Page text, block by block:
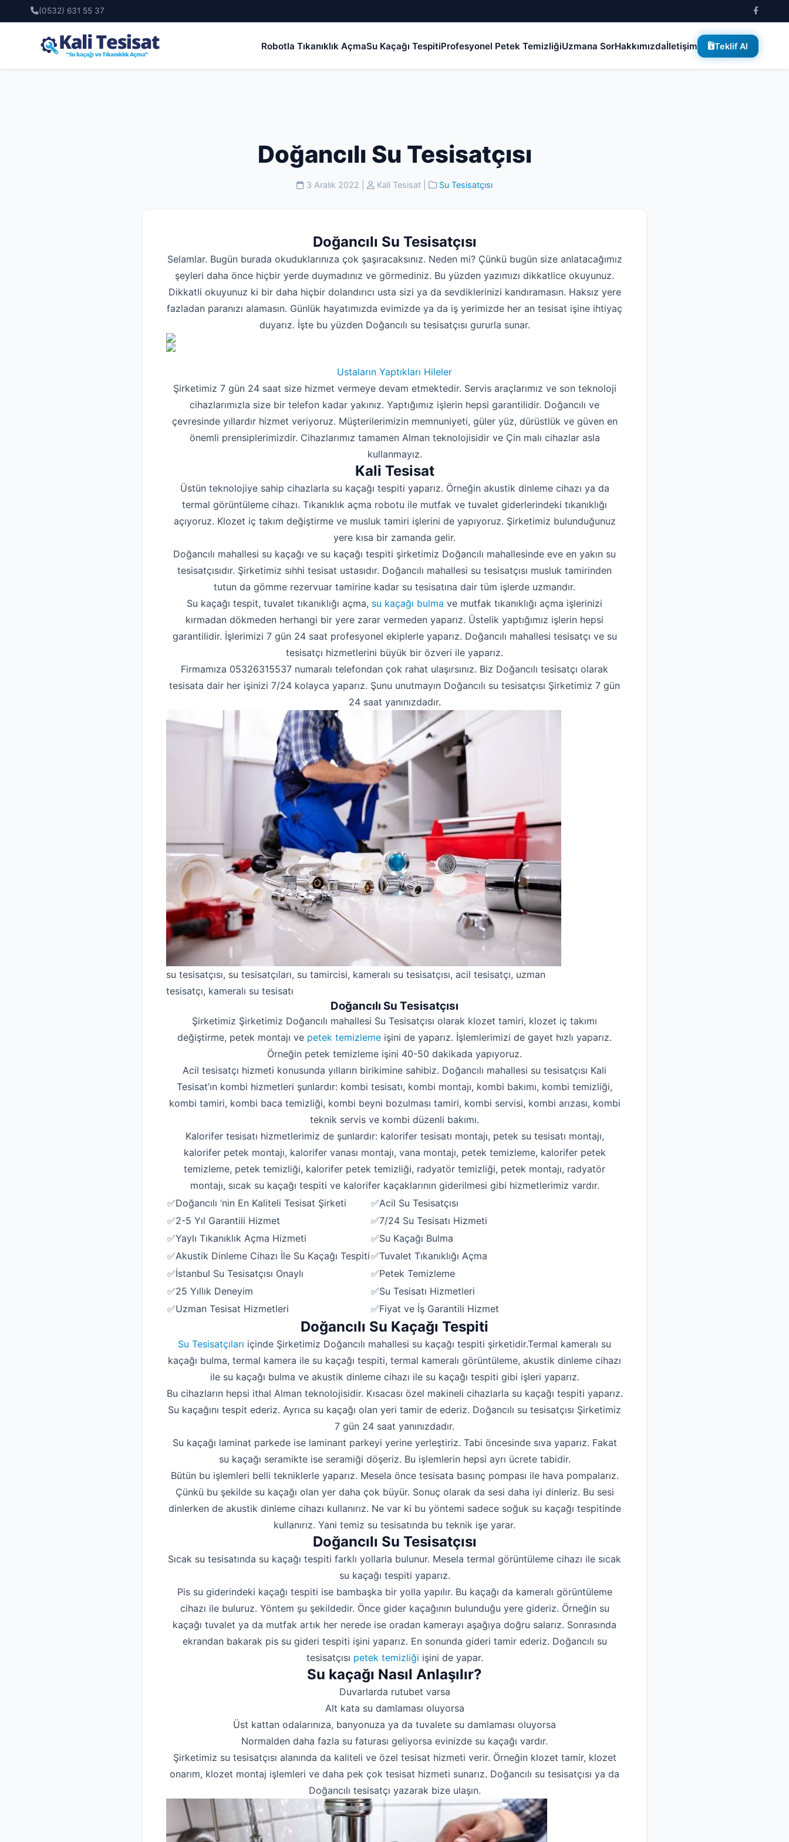
(0532) 631 55 37
Robotla Tıkanıklık AçmaSu Kaçağı TespitiProfesyonel Petek TemizliğiUzmana SorHakkımızdaİletişim Teklif Al
Robotla Tıkanıklık Açma
Su Kaçağı Tespiti
Profesyonel Petek Temizliği
Uzmana Sor
Hakkımızda
İletişim
Doğancılı Su Tesisatçısı
3 Aralık 2022 Kali Tesisat Su Tesisatçısı
Doğancılı Su Tesisatçısı
Selamlar. Bugün burada okuduklarınıza çok şaşıracaksınız. Neden mi? Çünkü bugün size anlatacağımız
şeyleri daha önce hiçbir yerde duymadınız ve görmediniz. Bu yüzden yazımızı dikkatlice okuyunuz.
Dikkatli okuyunuz ki bir daha hiçbir dolandırıcı usta sizi ya da sevdiklerinizi kandıramasın. Haksız yere
fazladan paranızı alamasın. Günlük hayatımızda evimizde ya da iş yerimizde her an tesisat işine ihtiyaç
duyarız. İşte bu yüzden Doğancılı su tesisatçısı gururla sunar.
Ustaların Yaptıkları Hileler
Şirketimiz 7 gün 24 saat size hizmet vermeye devam etmektedir. Servis araçlarımız ve son teknoloji
cihazlarımızla size bir telefon kadar yakınız. Yaptığımız işlerin hepsi garantilidir. Doğancılı ve
çevresinde yıllardır hizmet veriyoruz. Müşterilerimizin memnuniyeti, güler yüz, dürüstlük ve güven en
önemli prensiplerimizdir. Cihazlarımız tamamen Alman teknolojisidir ve Çin malı cihazlar asla
kullanmayız.
Kali Tesisat
Üstün teknolojiye sahip cihazlarla su kaçağı tespiti yaparız. Örneğin akustik dinleme cihazı ya da
termal görüntüleme cihazı. Tıkanıklık açma robotu ile mutfak ve tuvalet giderlerindeki tıkanıklığı
açıyoruz. Klozet iç takım değiştirme ve musluk tamiri işlerini de yapıyoruz. Şirketimiz bulunduğunuz
yere kısa bir zamanda gelir.
Doğancılı mahallesi su kaçağı ve su kaçağı tespiti şirketimiz Doğancılı mahallesinde eve en yakın su
tesisatçısıdır. Şirketimiz sıhhi tesisat ustasıdır. Doğancılı mahallesi su tesisatçısı musluk tamirinden
tutun da gömme rezervuar tamirine kadar su tesisatına dair tüm işlerde uzmandır.
Su kaçağı tespit, tuvalet tıkanıklığı açma, su kaçağı bulma ve mutfak tıkanıklığı açma işlerinizi
kırmadan dökmeden herhangi bir yere zarar vermeden yaparız. Üstelik yaptığımız işlerin hepsi
garantilidir. İşlerimizi 7 gün 24 saat profesyonel ekiplerle yaparız. Doğancılı mahallesi tesisatçı ve su
tesisatçı hizmetlerini büyük bir özveri ile yaparız.
Firmamıza 05326315537 numaralı telefondan çok rahat ulaşırsınız. Biz Doğancılı tesisatçı olarak
tesisata dair her işinizi 7/24 kolayca yaparız. Şunu unutmayın Doğancılı su tesisatçısı Şirketimiz 7 gün
24 saat yanınızdadır.
su tesisatçısı, su tesisatçıları, su tamircisi, kameralı su tesisatçısı, acil tesisatçı, uzman
tesisatçı, kameralı su tesisatı
Doğancılı Su Tesisatçısı
Şirketimiz Şirketimiz Doğancılı mahallesi Su Tesisatçısı olarak klozet tamiri, klozet iç takımı
değiştirme, petek montajı ve petek temizleme işini de yaparız. İşlemlerimizi de gayet hızlı yaparız.
Örneğin petek temizleme işini 40-50 dakikada yapıyoruz.
Acil tesisatçı hizmeti konusunda yılların birikimine sahibiz. Doğancılı mahallesi su tesisatçısı Kali
Tesisat’ın kombi hizmetleri şunlardır: kombi tesisatı, kombi montajı, kombi bakımı, kombi temizliği,
kombi tamiri, kombi baca temizliği, kombi beyni bozulması tamiri, kombi servisi, kombi arızası, kombi
teknik servis ve kombi düzenli bakımı.
Kalorifer tesisatı hizmetlerimiz de şunlardır: kalorifer tesisatı montajı, petek su tesisatı montajı,
kalorifer petek montajı, kalorifer vanası montajı, vana montajı, petek temizleme, kalorifer petek
temizleme, petek temizliği, kalorifer petek temizliği, radyatör temizliği, petek montajı, radyatör
montajı, sıcak su kaçağı tespiti ve kalorifer kaçaklarının giderilmesi gibi hizmetlerimiz vardır.
✅Doğancılı ‘nin En Kaliteli Tesisat Şirketi
✅Acil Su Tesisatçısı
✅2-5 Yıl Garantili Hizmet
✅7/24 Su Tesisatı Hizmeti
✅Yaylı Tıkanıklık Açma Hizmeti
✅Su Kaçağı Bulma
✅Akustik Dinleme Cihazı İle Su Kaçağı Tespiti✅Tuvalet Tıkanıklığı Açma
✅İstanbul Su Tesisatçısı Onaylı
✅Petek Temizleme
✅25 Yıllık Deneyim
✅Su Tesisatı Hizmetleri
✅Uzman Tesisat Hizmetleri
✅Fiyat ve İş Garantili Hizmet
Doğancılı Su Kaçağı Tespiti
Su Tesisatçıları içinde Şirketimiz Doğancılı mahallesi su kaçağı tespiti şirketidir.Termal kameralı su
kaçağı bulma, termal kamera ile su kaçağı tespiti, termal kameralı görüntüleme, akustik dinleme cihazı
ile su kaçağı bulma ve akustik dinleme cihazı ile su kaçağı tespiti gibi işleri yaparız.
Bu cihazların hepsi ithal Alman teknolojisidir. Kısacası özel makineli cihazlarla su kaçağı tespiti yaparız.
Su kaçağını tespit ederiz. Ayrıca su kaçağı olan yeri tamir de ederiz. Doğancılı su tesisatçısı Şirketimiz
7 gün 24 saat yanınızdadır.
Su kaçağı laminat parkede ise laminant parkeyi yerine yerleştiriz. Tabi öncesinde sıva yaparız. Fakat
su kaçağı seramikte ise seramiği döşeriz. Bu işlemlerin hepsi ayrı ücrete tabidir.
Bütün bu işlemleri belli tekniklerle yaparız. Mesela önce tesisata basınç pompası ile hava pompalarız.
Çünkü bu şekilde su kaçağı olan yer daha çok büyür. Sonuç olarak da sesi daha iyi dinleriz. Bu sesi
dinlerken de akustik dinleme cihazı kullanırız. Ne var ki bu yöntemi sadece soğuk su kaçağı tespitinde
kullanırız. Yani temiz su tesisatında bu teknik işe yarar.
Doğancılı Su Tesisatçısı
Sıcak su tesisatında su kaçağı tespiti farklı yollarla bulunur. Mesela termal görüntüleme cihazı ile sıcak
su kaçağı tespiti yaparız.
Pis su giderindeki kaçağı tespiti ise bambaşka bir yolla yapılır. Bu kaçağı da kameralı görüntüleme
cihazı ile buluruz. Yöntem şu şekildedir. Önce gider kaçağının bulunduğu yere gideriz. Örneğin su
kaçağı tuvalet ya da mutfak artık her nerede ise oradan kamerayı aşağıya doğru salarız. Sonrasında
ekrandan bakarak pis su gideri tespiti işini yaparız. En sonunda gideri tamir ederiz. Doğancılı su
tesisatçısı petek temizliği işini de yapar.
Su kaçağı Nasıl Anlaşılır?
Duvarlarda rutubet varsa
Alt kata su damlaması oluyorsa
Üst kattan odalarınıza, banyonuza ya da tuvalete su damlaması oluyorsa
Normalden daha fazla su faturası geliyorsa evinizde su kaçağı vardır.
Şirketimiz su tesisatçısı alanında da kaliteli ve özel tesisat hizmeti verir. Örneğin klozet tamir, klozet
onarım, klozet montaj işlemleri ve daha pek çok tesisat hizmeti sunarız. Doğancılı su tesisatçısı ya da
Doğancılı tesisatçı yazarak bize ulaşın.